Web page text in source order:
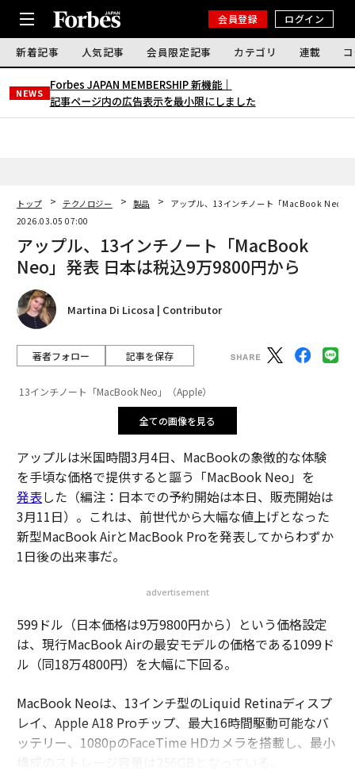
会員登録 ログイン
新着記事 人気記事 会員限定記事 カテゴリ 連載
NEWS
Forbes JAPAN MEMBERSHIP 新機能｜
記事ページ内の広告表示を最小限にしました
トップ テクノロジー 製品
アップル、13インチノート「MacBook Neo」
2026.03.05 07:00
アップル、13インチノート「MacBook
Neo」発表 日本は税込9万9800円から
Martina Di Licosa | Contributor
著者フォロー 記事を保存
13インチノート「MacBook Neo」（Apple）
全ての画像を見る
アップルは米国時間3月4日、MacBookの象徴的な体験
を手頃な価格で提供すると謳う「MacBook Neo」を
発表した（編注：日本での予約開始は本日、販売開始は
3月11日）。これは、前世代から大幅な値上げとなった
新型MacBook AirとMacBook Proを発表してからわずか
1日後の出来事だ。
advertisement
599ドル（日本価格は9万9800円から）という価格設定
は、現行MacBook Airの最安モデルの価格である1099ド
ル（同18万4800円）を大幅に下回る。
MacBook Neoは、13インチ型のLiquid Retinaディスプ
レイ、Apple A18 Proチップ、最大16時間駆動可能なバ
ッテリー、1080pのFaceTime HDカメラを搭載し、最小